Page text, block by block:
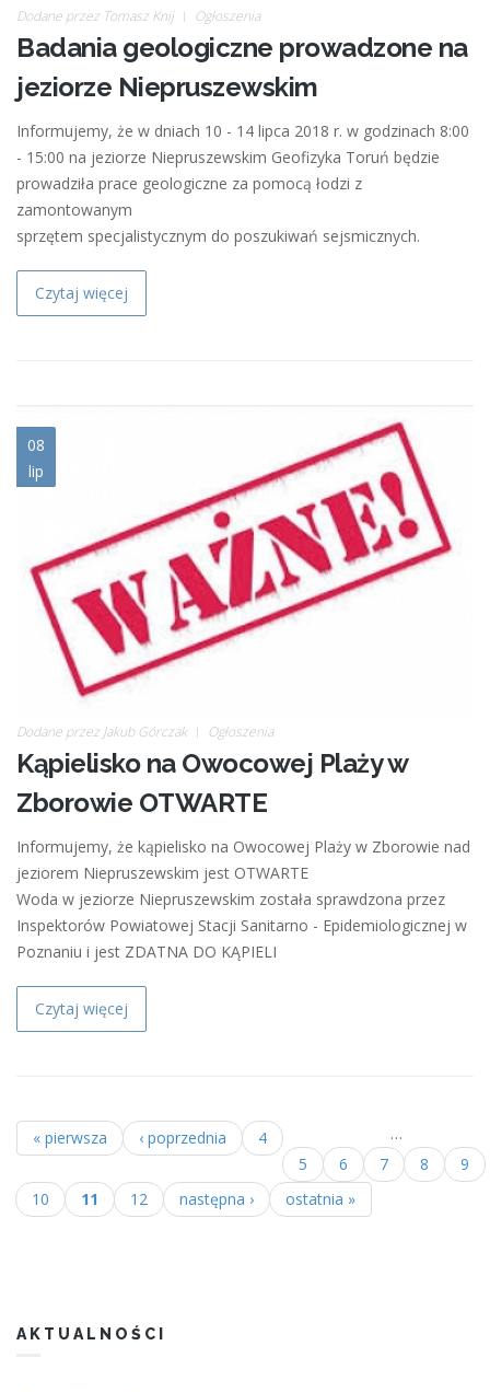
Dodane przez Tomasz Knij Ogłoszenia
Badania geologiczne prowadzone na
jeziorze Niepruszewskim
Informujemy, że w dniach 10 - 14 lipca 2018 r. w godzinach 8:00
- 15:00 na jeziorze Niepruszewskim Geofizyka Toruń będzie
prowadziła prace geologiczne za pomocą łodzi z
zamontowanym
sprzętem specjalistycznym do poszukiwań sejsmicznych.
Czytaj więcej
08
lip
wazne.jpg
Dodane przez Jakub Górczak Ogłoszenia
Kąpielisko na Owocowej Plaży w
Zborowie OTWARTE
Informujemy, że kąpielisko na Owocowej Plaży w Zborowie nad
jeziorem Niepruszewskim jest OTWARTE
Woda w jeziorze Niepruszewskim została sprawdzona przez
Inspektorów Powiatowej Stacji Sanitarno - Epidemiologicznej w
Poznaniu i jest ZDATNA DO KĄPIELI
Czytaj więcej
Strony
« pierwsza ‹ poprzednia …
4
5
6 7 8
9
10
11 12 następna › ostatnia »
AKTUALNOŚCI